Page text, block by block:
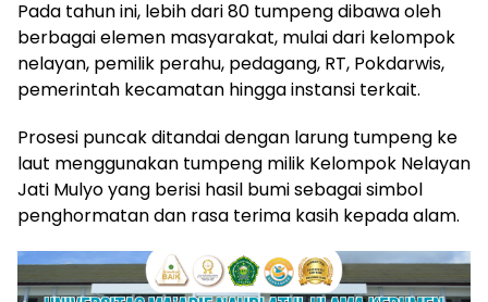
Pada tahun ini, lebih dari 80 tumpeng dibawa oleh
berbagai elemen masyarakat, mulai dari kelompok
nelayan, pemilik perahu, pedagang, RT, Pokdarwis,
pemerintah kecamatan hingga instansi terkait.
Prosesi puncak ditandai dengan larung tumpeng ke
laut menggunakan tumpeng milik Kelompok Nelayan
Jati Mulyo yang berisi hasil bumi sebagai simbol
penghormatan dan rasa terima kasih kepada alam.